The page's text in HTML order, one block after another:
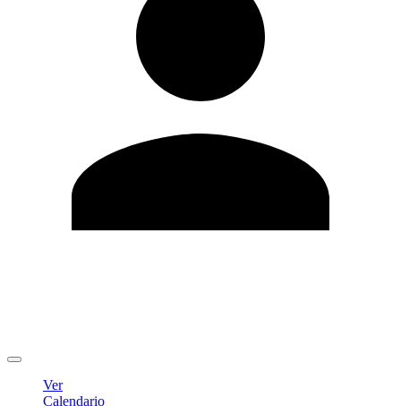
Ver
Calendario